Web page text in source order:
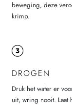
beweging, deze
krimp.
DROGEN
Druk het water er
uit, wring nooit. Laat